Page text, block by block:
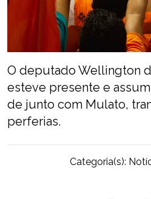
O deputado Wellington
esteve presente e
de junto com Mulato,
perferias.
Categoria(s):